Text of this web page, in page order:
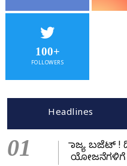
100+
FOLLOWERS
Headlines
01
ರಾಜ್ಯ ಬಜೆಟ್
ಯೋಜನೆಗಳಿಗೆ